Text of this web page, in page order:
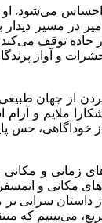
می‌شود. او
در مسیر
توقف
و آواز
جهان طبیعی،
ملایم و
خودآگاهی، حس
زمانی و
ساکوروف[25]، آپیچاتپونگ[26]، و
سرایی بر